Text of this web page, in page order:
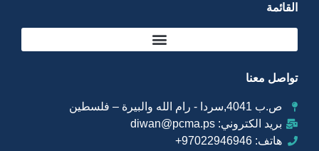
القائمة
تواصل معنا
ص.ب 4041,سردا - رام الله والبيرة – فلسطين
بريد الكتروني: diwan@pcma.ps
هاتف: 97022946946+